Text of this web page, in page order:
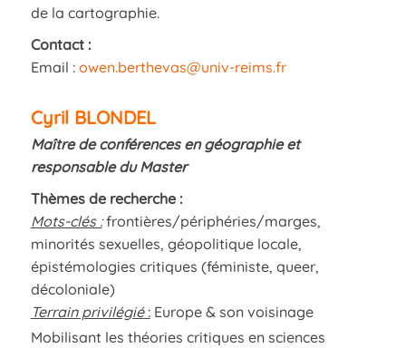
de la cartographie.
Contact :
Email : owen.berthevas@univ-reims.fr
Cyril BLONDEL
Maître de conférences en géographie et
responsable du Master
Thèmes de recherche :
Mots-clés :frontières/périphéries/marges,
minorités sexuelles, géopolitique locale,
épistémologies critiques (féministe, queer,
décoloniale)
Terrain privilégié:Europe & son voisinage
Mobilisant les théories critiques en sciences